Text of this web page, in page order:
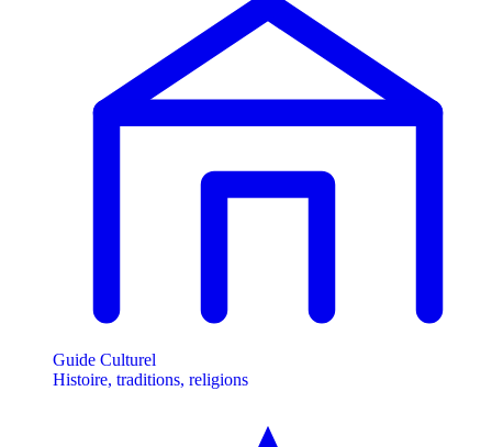
Guide Culturel
Histoire, traditions, religions